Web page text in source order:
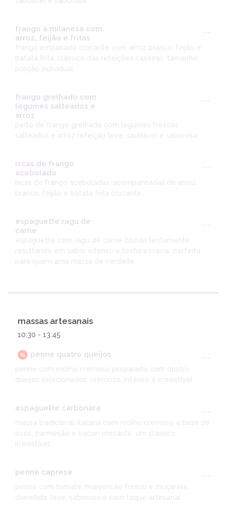
frango à milanesa com
arroz, feijão e fritas
---
frango empanado crocante com arroz branco, feijão e
batata frita. clássico das refeições caseiras. tamanho:
frango grelhado com
legumes salteados e
arroz
---
peito de frango grelhado com legumes frescos
iscas de frango
acebolado
---
iscas de frango aceboladas, acompanhadas de arroz
branco, feijão e batata frita crocante.
espaguette ragu de
carne
---
espaguette com ragu de carne cozido lentamente,
resultando em sabor intenso e textura macia. perfeito
massas artesanais
10:30 - 13:45
penne quatro queijos
---
penne com molho cremoso preparado com quatro
queijos selecionados. cremoso, intenso e irresistível.
espaguette carbonara
---
massa tradicional italiana com molho cremoso à base de
ovos, parmesão e bacon crocante. um clássico
penne caprese
---
penne com tomate, manjericão fresco e muçarela
derretida. leve, saborosa e com toque artesanal.